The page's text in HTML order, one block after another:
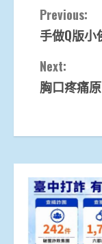
Continue
Previous:
手做Q版
Next:
胸口疼痛